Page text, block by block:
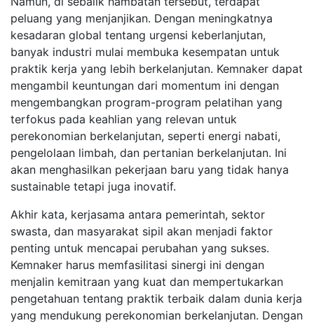
peluang yang menjanjikan. Dengan meningkatnya
kesadaran global tentang urgensi keberlanjutan,
banyak industri mulai membuka kesempatan untuk
praktik kerja yang lebih berkelanjutan. Kemnaker dapat
mengambil keuntungan dari momentum ini dengan
mengembangkan program-program pelatihan yang
terfokus pada keahlian yang relevan untuk
perekonomian berkelanjutan, seperti energi nabati,
pengelolaan limbah, dan pertanian berkelanjutan. Ini
akan menghasilkan pekerjaan baru yang tidak hanya
sustainable tetapi juga inovatif.
Akhir kata, kerjasama antara pemerintah, sektor
swasta, dan masyarakat sipil akan menjadi faktor
penting untuk mencapai perubahan yang sukses.
Kemnaker harus memfasilitasi sinergi ini dengan
menjalin kemitraan yang kuat dan mempertukarkan
pengetahuan tentang praktik terbaik dalam dunia kerja
yang mendukung perekonomian berkelanjutan. Dengan